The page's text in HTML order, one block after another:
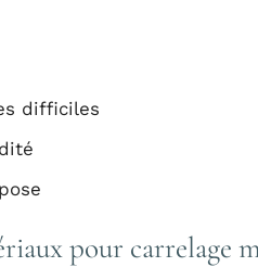
difficiles
pour carrelage